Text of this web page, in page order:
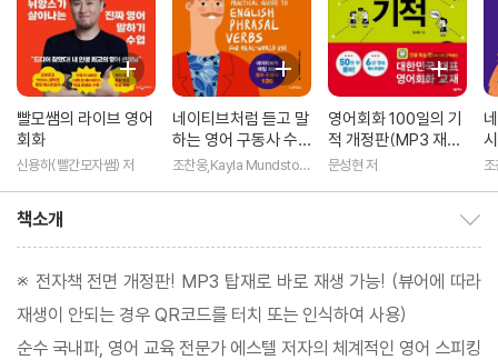
빨모쌤의 라이브 영어
회화
신용하(빨간모자쌤) 저
네이티브처럼 듣고 말
하는 영어 구동사 수
업
조찬웅,Kayla Mundstoc
영어회화 100일의 기
적 개정판(MP3 재생
버전)
문성현 저
책소개
※ 전자책 전면 개정판! MP3 탑재로 바로 재생 가능! (뷰어에 따라
재생이 안되는 경우 QR코드를 터치 또는 인식하여 사용)
순수 국내파, 영어 교육 전문가 에스텔 저자의 체계적인 영어 스피킹